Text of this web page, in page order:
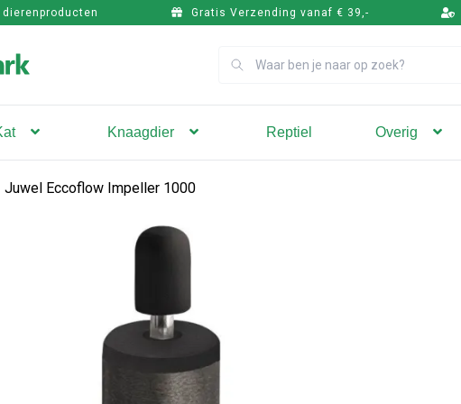
Gratis Verzending vanaf € 39,-
Knaagdier Reptiel Overig
Juwel Eccoflow Impeller 1000